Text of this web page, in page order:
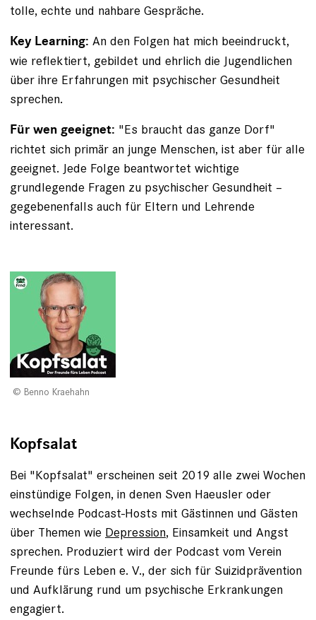
tolle, echte und nahbare Gespräche.
Key Learning: An den Folgen hat mich beeindruckt,
wie reflektiert, gebildet und ehrlich die Jugendlichen
über ihre Erfahrungen mit psychischer Gesundheit
sprechen.
Für wen geeignet: "Es braucht das ganze Dorf"
richtet sich primär an junge Menschen, ist aber für alle
geeignet. Jede Folge beantwortet wichtige
grundlegende Fragen zu psychischer Gesundheit –
gegebenenfalls auch für Eltern und Lehrende
interessant.
Benno Kraehahn
Kopfsalat
Bei "Kopfsalat" erscheinen seit 2019 alle zwei Wochen
einstündige Folgen, in denen Sven Haeusler oder
wechselnde Podcast-Hosts mit Gästinnen und Gästen
über Themen wie Depression, Einsamkeit und Angst
sprechen. Produziert wird der Podcast vom Verein
Freunde fürs Leben e. V., der sich für Suizidprävention
und Aufklärung rund um psychische Erkrankungen
engagiert.